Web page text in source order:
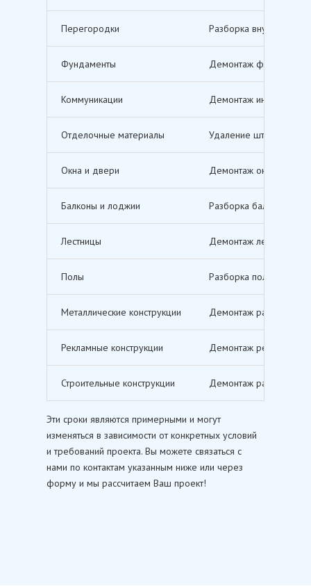
Перегородки Разборка внутренних
Фундаменты Демонтаж
Коммуникации Демонтаж инженерных
Отделочные материалы Удаление штукатурки,
Окна и двери Демонтаж оконных и
Балконы и лоджии Разборка балконов и
Лестницы Демонтаж лестничных
Полы Разборка полов,
Металлические конструкции Демонтаж различных
Рекламные конструкции Демонтаж рекламных
Строительные конструкции Демонтаж различных
Эти сроки являются примерными и могут
изменяться в зависимости от конкретных условий
и требований проекта. Вы можете связаться с
нами по контактам указанным ниже или через
форму и мы рассчитаем Ваш проект!